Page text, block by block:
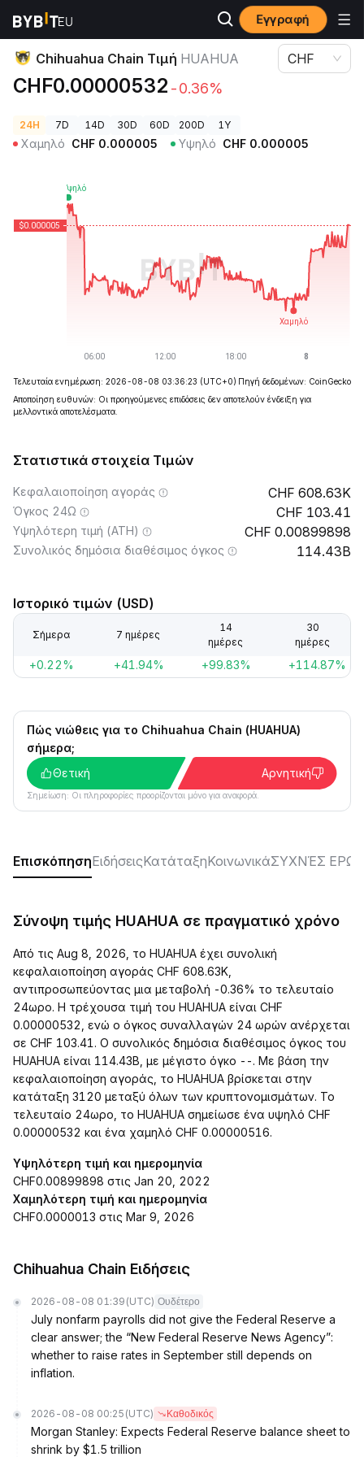
Εγγραφή
Τιμές Κρυπτονομισμάτων Chihuahua Chain Τιμή HUAHUA
Chihuahua Chain Τιμή HUAHUA
CHF0.00000532 -0.36%
CHF
24H 7D 14D 30D 60D 200D 1Y
Χαμηλό CHF 0.000005 Υψηλό CHF 0.000005
Τελευταία ενημέρωση: 2026-08-08 03:36:23 (UTC+0) Πηγή δεδομένων: CoinGecko
Αποποίηση ευθυνών: Οι προηγούμενες επιδόσεις δεν αποτελούν ένδειξη για
μελλοντικά αποτελέσματα.
Στατιστικά στοιχεία Τιμών
Κεφαλαιοποίηση αγοράς 608.63K
Όγκος 24Ω 103.41
Υψηλότερη τιμή (ATH) 0.00899898
Συνολικός δημόσια διαθέσιμος όγκος 114.43B
Ιστορικό τιμών (USD)
Σήμερα 7 ημέρες
14
ημέρες
30
ημέρες
+0.22% +41.94% +99.83% +114.87%
Πώς νιώθεις για το Chihuahua Chain (HUAHUA)
σήμερα;
Θετική
Αρνητική
Σημείωση: Οι πληροφορίες προορίζονται μόνο για αναφορά.
ΕπισκόπησηΕιδήσειςΚατάταξηΚοινωνικάΣΥΧΝΈΣ
Σύνοψη τιμής HUAHUA σε πραγματικό χρόνο
Από τις Aug 8, 2026, το HUAHUA έχει συνολική
κεφαλαιοποίηση αγοράς CHF 608.63K,
αντιπροσωπεύοντας μια μεταβολή -0.36% το τελευταίο
24ωρο. Η τρέχουσα τιμή του HUAHUA είναι CHF
0.00000532, ενώ ο όγκος συναλλαγών 24 ωρών ανέρχεται
σε CHF 103.41. Ο συνολικός δημόσια διαθέσιμος όγκος του
HUAHUA είναι 114.43B, με μέγιστο όγκο --. Με βάση την
κεφαλαιοποίηση αγοράς, το HUAHUA βρίσκεται στην
κατάταξη 3120 μεταξύ όλων των κρυπτονομισμάτων. Το
τελευταίο 24ωρο, το HUAHUA σημείωσε ένα υψηλό CHF
0.00000532 και ένα χαμηλό CHF 0.00000516.
Υψηλότερη τιμή και ημερομηνία
CHF0.00899898 στις Jan 20, 2022
Χαμηλότερη τιμή και ημερομηνία
CHF0.0000013 στις Mar 9, 2026
Chihuahua Chain Ειδήσεις
2026-08-08 01:39 (UTC) Ουδέτερο
July nonfarm payrolls did not give the Federal Reserve a
clear answer; the “New Federal Reserve News Agency”:
whether to raise rates in September still depends on
inflation.
2026-08-08 00:25 (UTC) Καθοδικός
Morgan Stanley: Expects Federal Reserve balance sheet to
shrink by $1.5 trillion